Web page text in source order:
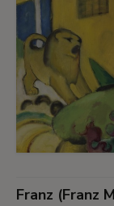
Franz (Franz